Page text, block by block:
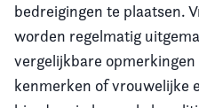
bedreigingen te plaatsen.
worden regelmatig
vergelijkbare
kenmerken of vrouwelijke